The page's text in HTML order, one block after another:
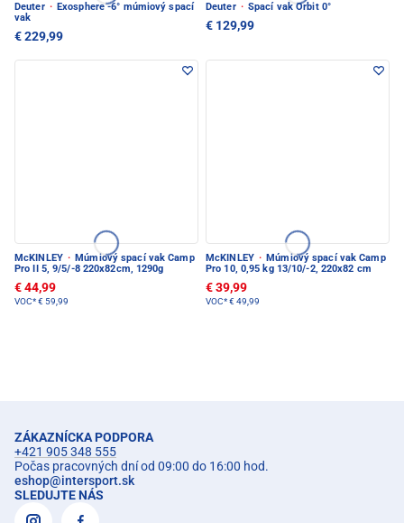
Deuter · Exosphere -6° múmiový spací
vak
€ 229,99
Deuter · Spací vak Orbit 0°
€ 129,99
McKINLEY · Múmiový spací vak Camp
Pro II 5, 9/5/-8 220x82cm, 1290g
€ 44,99
VOC*€ 59,99
McKINLEY · Múmiový spací vak Camp
Pro 10, 0,95 kg 13/10/-2, 220x82 cm
€ 39,99
VOC*€ 49,99
ZÁKAZNÍCKA PODPORA
+421 905 348 555
Počas pracovných dní od 09:00 do 16:00 hod.
eshop@intersport.sk
SLEDUJTE NÁS